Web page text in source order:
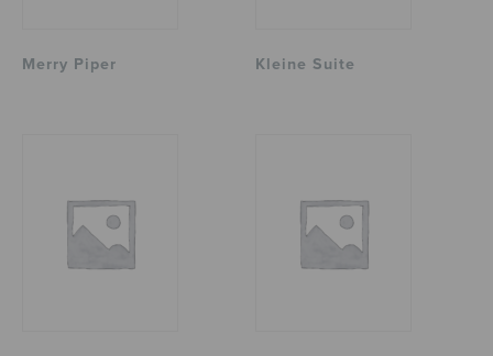
Merry Piper Kleine Suite